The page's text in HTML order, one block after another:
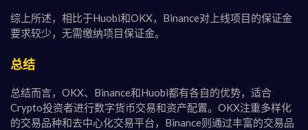
综上所述，相比于Huobi和OKX，Binance对上线项目的保证金
要求较少，无需缴纳项目保证金。
总结
总结而言，OKX、Binance和Huobi都有各自的优势，适合
Crypto投资者进行数字货币交易和资产配置。OKX注重多样化
的交易品种和去中心化交易平台，Binance则通过丰富的交易品